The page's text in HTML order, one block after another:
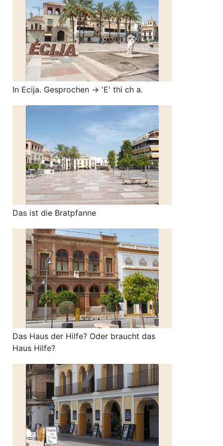
In Ecija. Gesprochen -> 'E' thi ch a.
Das ist die Bratpfanne
Das Haus der Hilfe? Oder braucht das
Haus Hilfe?